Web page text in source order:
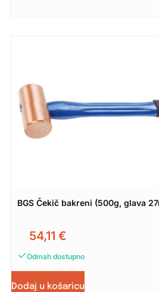
BGS Čekič bakreni (500g, glava
54,11 €
Odmah dostupno
Dodaj u košaricu